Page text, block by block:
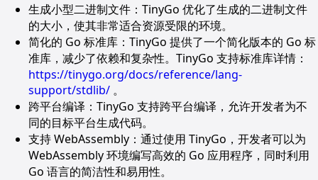
生成小型二进制文件：TinyGo 优化了生成的二进制文件
的大小，使其非常适合资源受限的环境。
简化的 Go 标准库：TinyGo 提供了一个简化版本的 Go 标
准库，减少了依赖和复杂性。TinyGo 支持标准库详情：
https://tinygo.org/docs/reference/lang-
support/stdlib/ 。
跨平台编译：TinyGo 支持跨平台编译，允许开发者为不
同的目标平台生成代码。
支持 WebAssembly：通过使用 TinyGo，开发者可以为
WebAssembly 环境编写高效的 Go 应用程序，同时利用
Go 语言的简洁性和易用性。